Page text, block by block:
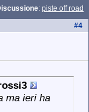
: piste off road
#4
ma ieri ha